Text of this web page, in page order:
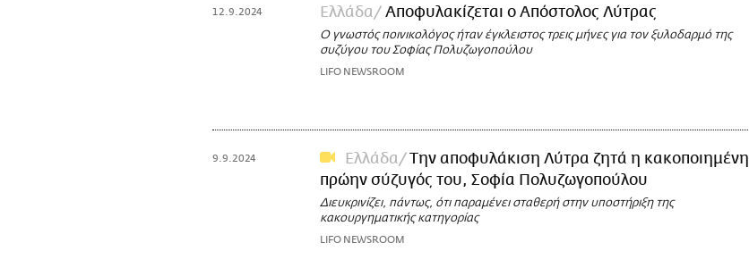
12.9.2024 Ελλάδα Αποφυλακίζεται ο Απόστολος Λύτρας
Ο γνωστός ποινικολόγος ήταν έγκλειστος τρεις μήνες για τον ξυλοδαρμό της
συζύγου του Σοφίας Πολυζωγοπούλου
LIFO NEWSROOM
9.9.2024 Ελλάδα
Την αποφυλάκιση Λύτρα ζητά η κακοποιημένη
πρώην σύζυγός του, Σοφία Πολυζωγοπούλου
Διευκρινίζει, πάντως, ότι παραμένει σταθερή στην υποστήριξη της
κακουργηματικής κατηγορίας
LIFO NEWSROOM